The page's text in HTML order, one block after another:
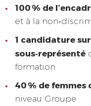
100 % de
et à la
1 candidature
sous‑représenté
formation
40 % de femmes
niveau Groupe